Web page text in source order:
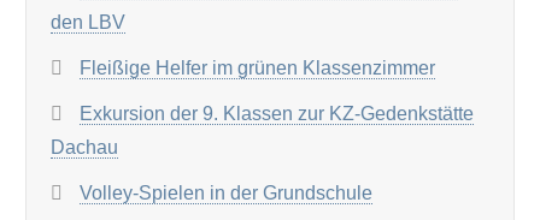
den LBV
Fleißige Helfer im grünen Klassenzimmer
Exkursion der 9. Klassen zur KZ-Gedenkstätte
Dachau
Volley-Spielen in der Grundschule